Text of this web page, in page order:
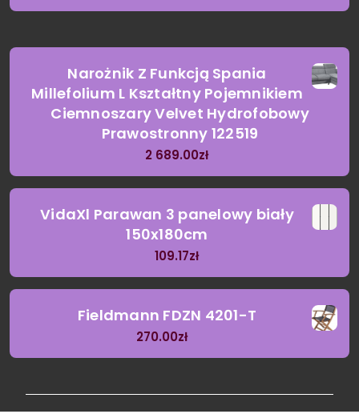
Narożnik Z Funkcją Spania
Millefolium L Kształtny Pojemnikiem
Ciemnoszary Velvet Hydrofobowy
Prawostronny 122519
2 689.00zł
VidaXl Parawan 3 panelowy biały
150x180cm
109.17zł
Fieldmann FDZN 4201-T
270.00zł